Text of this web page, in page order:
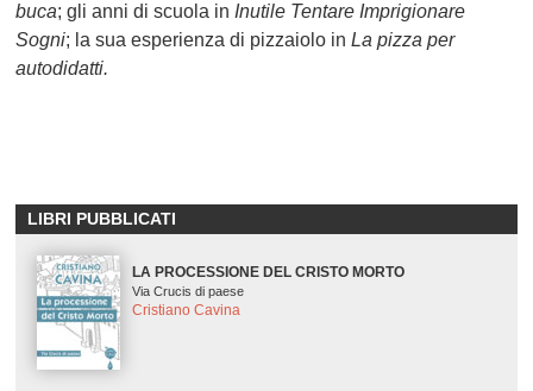
buca; gli anni di scuola in Inutile Tentare Imprigionare
Sogni; la sua esperienza di pizzaiolo inLa pizza per
autodidatti.
LIBRI PUBBLICATI
LA PROCESSIONE DEL CRISTO MORTO
Via Crucis di paese
Cristiano Cavina